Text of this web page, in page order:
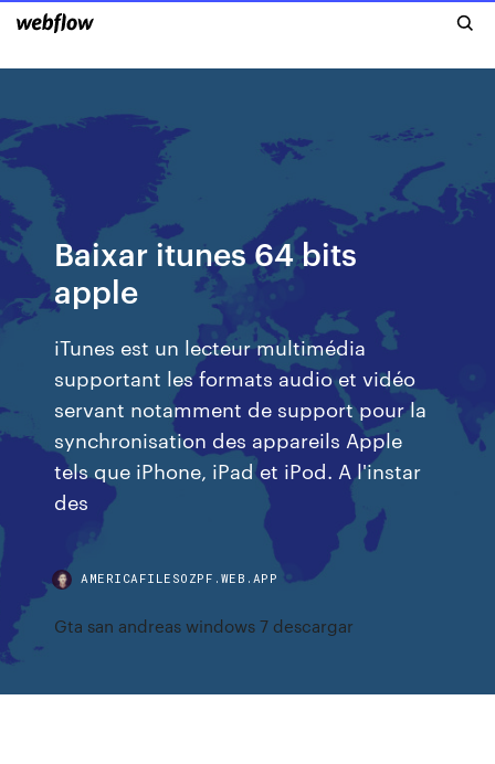
Baixar itunes 64 bits
apple
iTunes est un lecteur multimédia
supportant les formats audio et vidéo
servant notamment de support pour la
synchronisation des appareils Apple
tels que iPhone, iPad et iPod. A l'instar
des
AMERICAFILESOZPF.WEB.APP
Gta san andreas windows 7 descargar